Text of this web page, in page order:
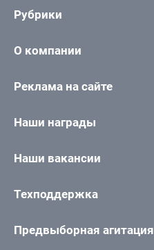
Рубрики
О компании
Реклама на сайте
Наши награды
Наши вакансии
Техподдержка
Предвыборная агитация